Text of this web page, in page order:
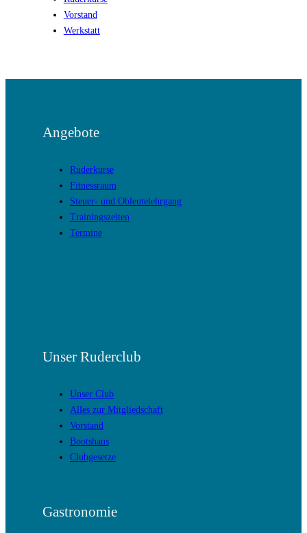
Vorstand
Werkstatt
Angebote
Ruderkurse
Fitnessraum
Steuer- und Obleutelehrgang
Trainingszeiten
Termine
Unser Ruderclub
Unser Club
Alles zur Mitgliedschaft
Vorstand
Bootshaus
Clubgesetze
Gastronomie